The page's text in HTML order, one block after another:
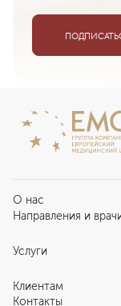
О нас
Отзывы пациентов
О клинике
Новости
Направления и
Центры компетенций
Услуги
Индивидуальный план
Клиентам
Контакты